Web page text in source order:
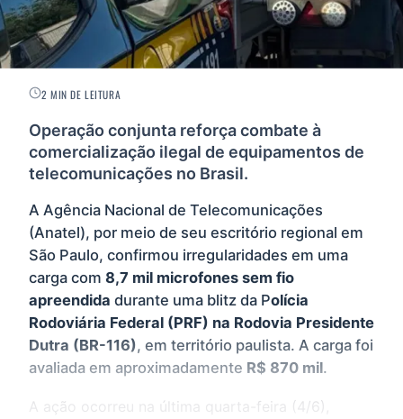
2 MIN DE LEITURA
Operação conjunta reforça combate à
comercialização ilegal de equipamentos de
telecomunicações no Brasil.
A Agência Nacional de Telecomunicações
(Anatel), por meio de seu escritório regional em
São Paulo, confirmou irregularidades em uma
carga com 8,7 mil microfones sem fio
apreendida durante uma blitz da Polícia
Rodoviária Federal (PRF) na Rodovia Presidente
Dutra (BR-116), em território paulista. A carga foi
avaliada em aproximadamente R$ 870 mil.
A ação ocorreu na última quarta-feira (4/6),